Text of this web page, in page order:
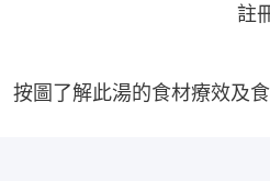
註
按圖了解此湯的食材療效及食